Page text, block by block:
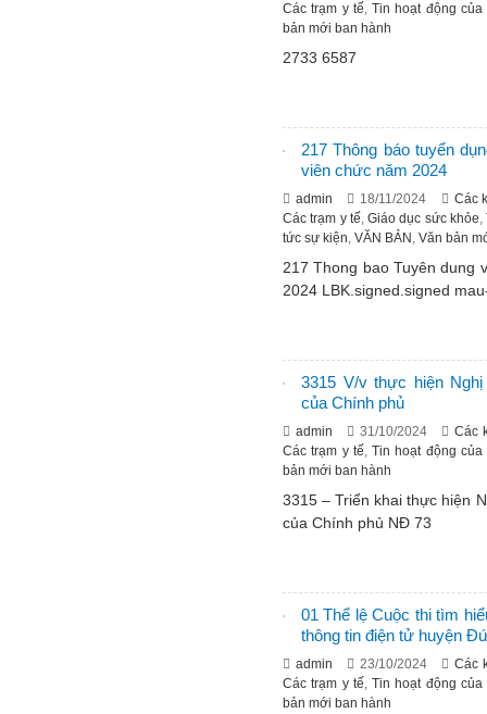
Các trạm y tế,Tin hoạt động của
bản mới ban hành
2733 6587
217 Thông báo tuyển
viên chức năm 2024
admin 18/11/2024
Các
Các trạm y tế,Giáo dục sức khỏe,
tức sự kiện, VĂN BẢN , Văn bản
217 Thong bao Tuyên dung
2024 LBK.signed.signed
3315 V/v thực hiện
của Chính phủ
admin 31/10/2024
Các
Các trạm y tế,Tin hoạt động của
bản mới ban hành
3315 – Triển khai thực hiện
của Chính phủ NĐ 73
01 Thể lệ Cuộc thi tìm
thông tin điện tử huyện
admin 23/10/2024
Các
Các trạm y tế,Tin hoạt động của
bản mới ban hành